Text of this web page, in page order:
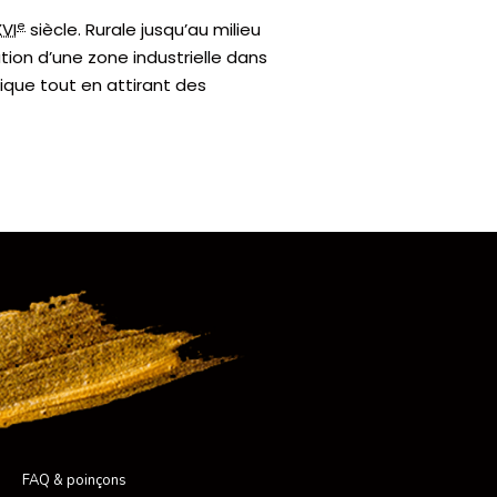
e siècle. Rurale jusqu’au milieu
d’une zone industrielle dans
tout en attirant des
FAQ & poinçons